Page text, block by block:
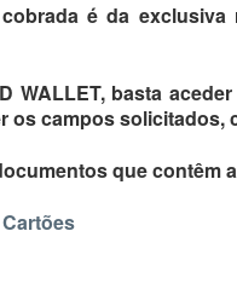
é da
WALLET, basta
os campos
que contêm